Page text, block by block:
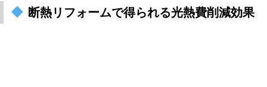
断熱リフォームで得られる光熱費削減効果